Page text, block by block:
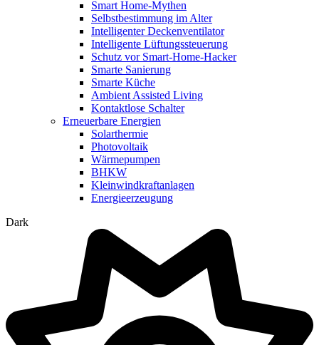
Smart Home-Mythen
Selbstbestimmung im Alter
Intelligenter Deckenventilator
Intelligente Lüftungssteuerung
Schutz vor Smart-Home-Hacker
Smarte Sanierung
Smarte Küche
Ambient Assisted Living
Kontaktlose Schalter
Erneuerbare Energien
Solarthermie
Photovoltaik
Wärmepumpen
BHKW
Kleinwindkraftanlagen
Energieerzeugung
Dark